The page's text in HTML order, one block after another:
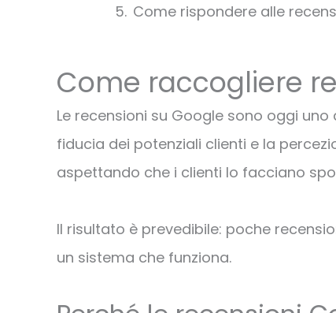
Come rispondere alle
Come raccogliere
Le recensioni su Google sono oggi
fiducia dei potenziali clienti e la
aspettando che i clienti lo facciano
Il risultato è prevedibile: poche
un sistema che funziona.